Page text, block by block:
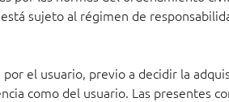
sujeto al régimen de
el usuario, previo a decidir la
como del usuario. Las presentes